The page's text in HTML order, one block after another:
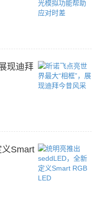
现迪拜
Smart